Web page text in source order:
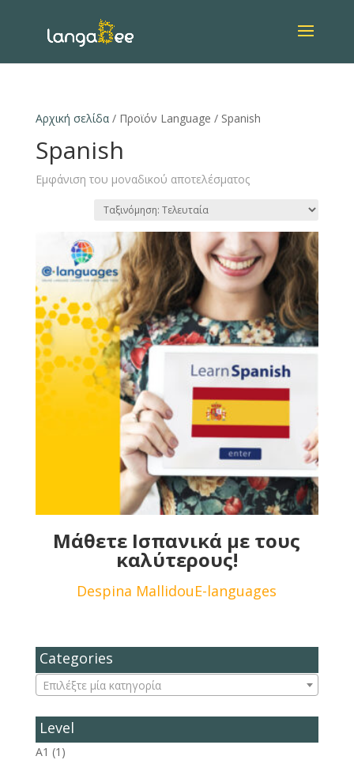
Αρχική σελίδα/ Προϊόν Language / Spanish
Spanish
Εμφάνιση του μοναδικού αποτελέσματος
Μάθετε Ισπανικά με τους
καλύτερους!
Despina MallidouE-languages
Categories
Επιλέξτε μία κατηγορία
Level
A1 (1)